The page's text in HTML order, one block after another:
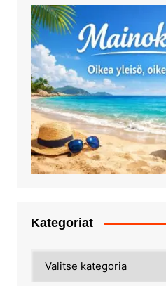
Kategoriat